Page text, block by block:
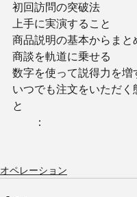
初回訪問の突破法
上手に実演すること
商品説明の基本からまと
商談を軌道に乗せる
数字を使って説得力を増
いつでも注文をいただく
と
：
オペレーション